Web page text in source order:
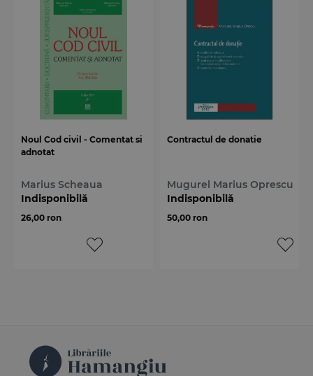
Noul Cod civil - Comentat si
adnotat
Marius Scheaua
Indisponibilă
26,00 ron
Contractul de donatie
Mugurel Marius Oprescu
Indisponibilă
50,00 ron